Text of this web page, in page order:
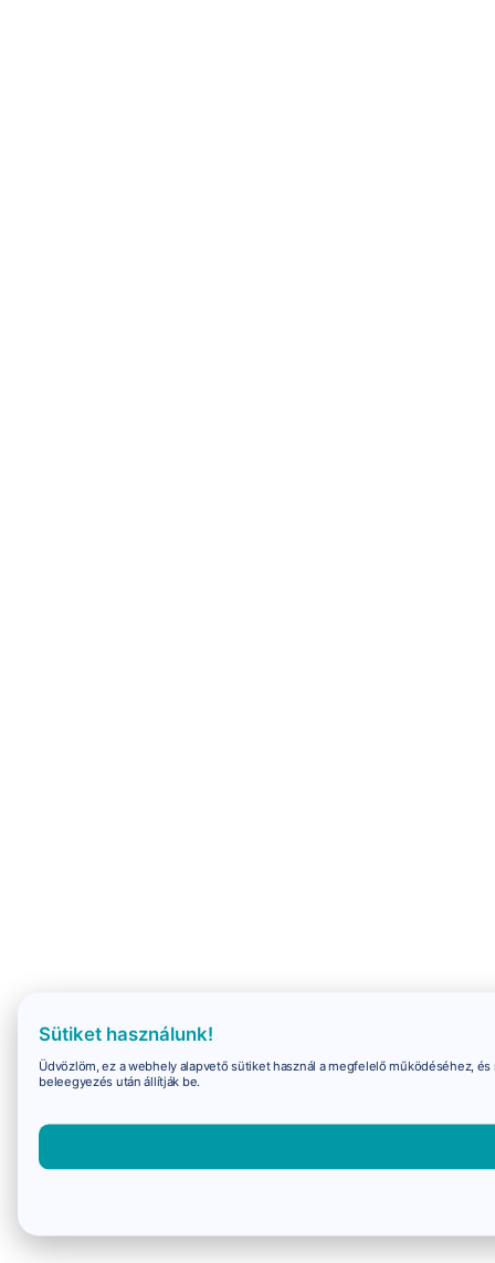
Sütiket használunk!
Üdvözlöm, ez a webhely alapvető sütiket használ a megfelelő működéséhez,
beleegyezés után állítják be.